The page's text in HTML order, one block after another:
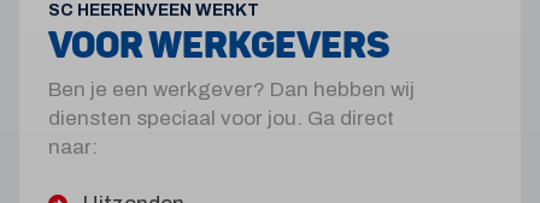
SC HEERENVEEN WERKT
VOOR WERKGEVERS
Ben je een werkgever? Dan hebben wij
diensten speciaal voor jou. Ga direct
naar: